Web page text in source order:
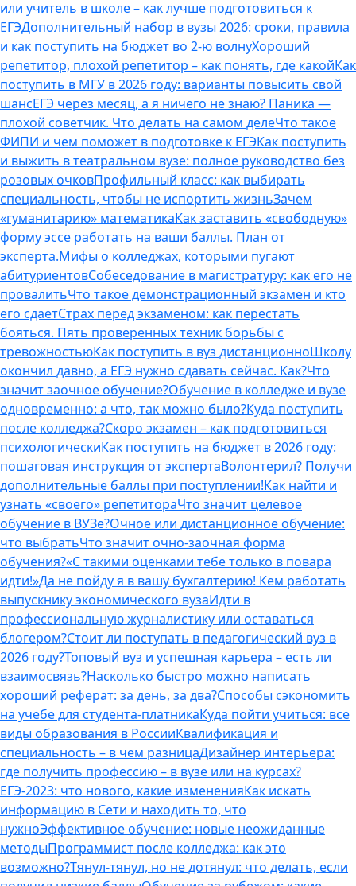
или учитель в школе – как лучше подготовиться к
ЕГЭДополнительный набор в вузы 2026: сроки, правила
и как поступить на бюджет во 2‑ю волнуХороший
репетитор, плохой репетитор – как понять, где какойКак
поступить в МГУ в 2026 году: варианты повысить свой
шансЕГЭ через месяц, а я ничего не знаю? Паника —
плохой советчик. Что делать на самом делеЧто такое
ФИПИ и чем поможет в подготовке к ЕГЭКак поступить
и выжить в театральном вузе: полное руководство без
розовых очковПрофильный класс: как выбирать
специальность, чтобы не испортить жизньЗачем
«гуманитарию» математикаКак заставить «свободную»
форму эссе работать на ваши баллы. План от
эксперта.Мифы о колледжах, которыми пугают
абитуриентовСобеседование в магистратуру: как его не
провалитьЧто такое демонстрационный экзамен и кто
его сдаетСтрах перед экзаменом: как перестать
бояться. Пять проверенных техник борьбы с
тревожностьюКак поступить в вуз дистанционноШколу
окончил давно, а ЕГЭ нужно сдавать сейчас. Как?Что
значит заочное обучение?Обучение в колледже и вузе
одновременно: а что, так можно было?Куда поступить
после колледжа?Скоро экзамен – как подготовиться
психологическиКак поступить на бюджет в 2026 году:
пошаговая инструкция от экспертаВолонтерил? Получи
дополнительные баллы при поступлении!Как найти и
узнать «своего» репетитораЧто значит целевое
обучение в ВУЗе?Очное или дистанционное обучение:
что выбратьЧто значит очно-заочная форма
обучения?«С такими оценками тебе только в повара
идти!»Да не пойду я в вашу бухгалтерию! Кем работать
выпускнику экономического вузаИдти в
профессиональную журналистику или оставаться
блогером?Стоит ли поступать в педагогический вуз в
2026 году?Топовый вуз и успешная карьера – есть ли
взаимосвязь?Насколько быстро можно написать
хороший реферат: за день, за два?Способы сэкономить
на учебе для студента-платникаКуда пойти учиться: все
виды образования в РоссииКвалификация и
специальность – в чем разницаДизайнер интерьера:
где получить профессию – в вузе или на курсах?
ЕГЭ-2023: что нового, какие измененияКак искать
информацию в Сети и находить то, что
нужноЭффективное обучение: новые неожиданные
методыПрограммист после колледжа: как это
возможно?Тянул-тянул, но не дотянул: что делать, если